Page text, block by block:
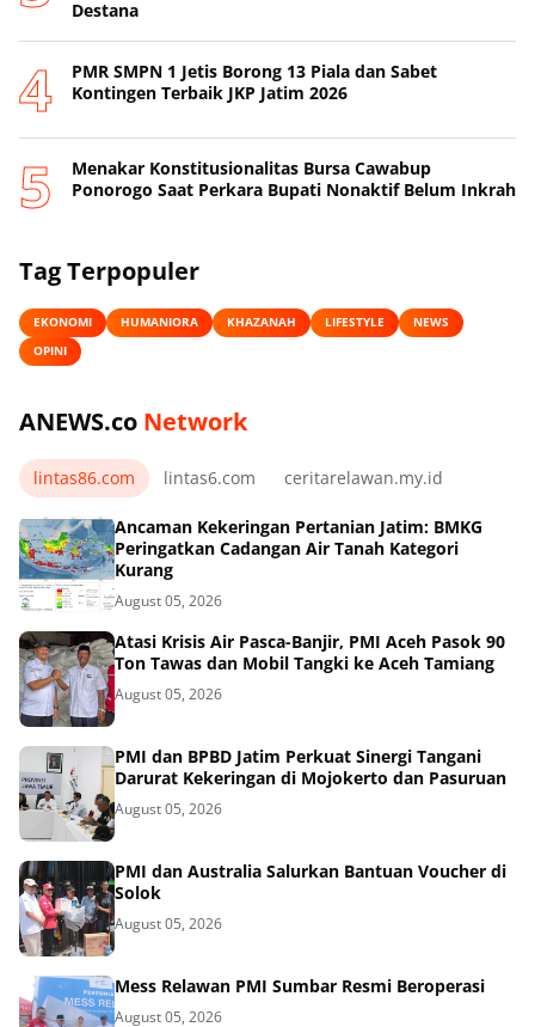
Destana
PMR SMPN 1 Jetis Borong 13 Piala dan Sabet
Kontingen Terbaik JKP Jatim 2026
Menakar Konstitusionalitas Bursa Cawabup
Ponorogo Saat Perkara Bupati Nonaktif Belum Inkrah
Tag Terpopuler
EKONOMI HUMANIORA KHAZANAH LIFESTYLE
NEWS
OPINI
ANEWS.co Network
lintas86.com lintas6.com ceritarelawan.my.id
Ancaman Kekeringan Pertanian Jatim: BMKG
Peringatkan Cadangan Air Tanah Kategori
Kurang
August 05, 2026
Atasi Krisis Air Pasca-Banjir, PMI Aceh Pasok 90
Ton Tawas dan Mobil Tangki ke Aceh Tamiang
August 05, 2026
PMI dan BPBD Jatim Perkuat Sinergi Tangani
Darurat Kekeringan di Mojokerto dan Pasuruan
August 05, 2026
PMI dan Australia Salurkan Bantuan Voucher di
Solok
August 05, 2026
Mess Relawan PMI Sumbar Resmi Beroperasi
August 05, 2026